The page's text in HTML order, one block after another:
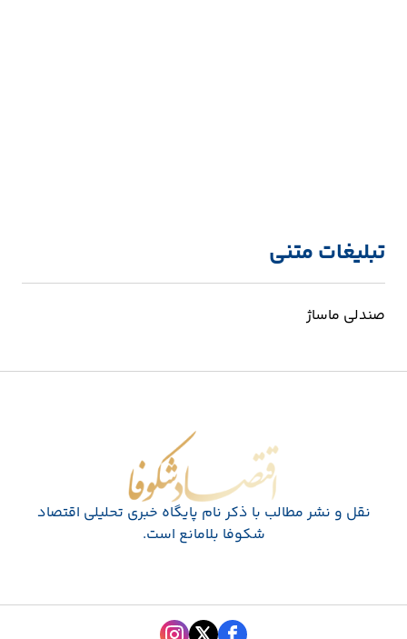
تبلیغات متنی
صندلی ماساژ
اقتصاد شکوفا
نقل و نشر مطالب با ذکر نام پايگاه خبری تحليلی اقتصاد
شکوفا بلامانع است.